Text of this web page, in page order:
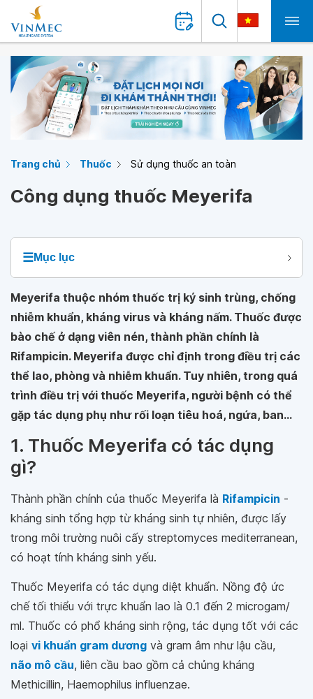
Trang chủ Thuốc Sử dụng thuốc an toàn
Công dụng thuốc Meyerifa
☰Mục lục
Meyerifa thuộc nhóm thuốc trị ký sinh trùng, chống
nhiễm khuẩn, kháng virus và kháng nấm. Thuốc được
bào chế ở dạng viên nén, thành phần chính là
Rifampicin. Meyerifa được chỉ định trong điều trị các
thể lao, phòng và nhiễm khuẩn. Tuy nhiên, trong quá
trình điều trị với thuốc Meyerifa, người bệnh có thể
gặp tác dụng phụ như rối loạn tiêu hoá, ngứa, ban...
1. Thuốc Meyerifa có tác dụng
gì?
Thành phần chính của thuốc Meyerifa là Rifampicin -
kháng sinh tổng hợp từ kháng sinh tự nhiên, được lấy
trong môi trường nuôi cấy streptomyces mediterranean,
có hoạt tính kháng sinh yếu.
Thuốc Meyerifa có tác dụng diệt khuẩn. Nồng độ ức
chế tối thiểu với trực khuẩn lao là 0.1 đến 2 microgam/
ml. Thuốc có phổ kháng sinh rộng, tác dụng tốt với các
loại vi khuẩn gram dương và gram âm như lậu cầu,
não mô cầu, liên cầu bao gồm cả chủng kháng
Methicillin, Haemophilus influenzae.